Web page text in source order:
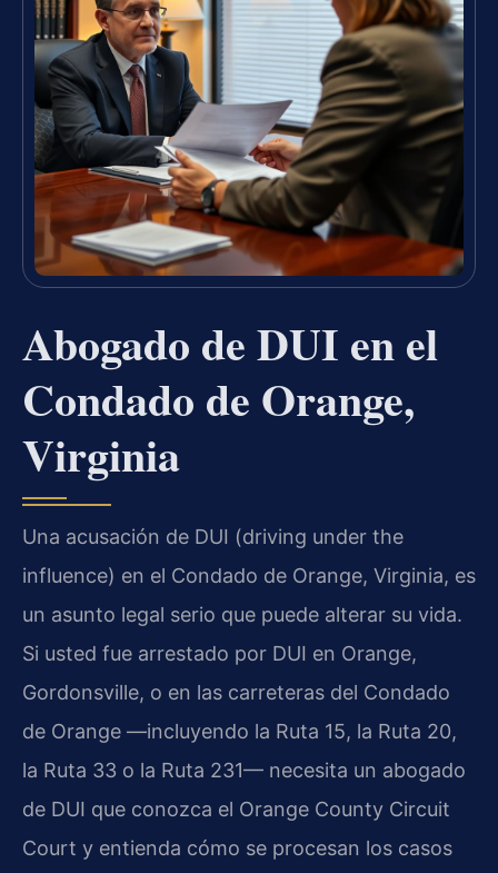
Abogado de DUI en el
Condado de Orange,
Virginia
Una acusación de DUI (driving under the
influence) en el Condado de Orange, Virginia, es
un asunto legal serio que puede alterar su vida.
Si usted fue arrestado por DUI en Orange,
Gordonsville, o en las carreteras del Condado
de Orange —incluyendo la Ruta 15, la Ruta 20,
la Ruta 33 o la Ruta 231— necesita un abogado
de DUI que conozca el Orange County Circuit
Court y entienda cómo se procesan los casos